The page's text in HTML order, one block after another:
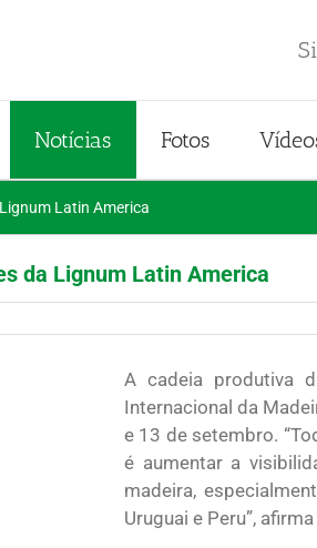
Notícias Fotos
Latin America
da Lignum Latin America
A cadeia produtiva
Internacional da
e 13 de setembro.
é aumentar a
madeira,
Uruguai e Peru”,